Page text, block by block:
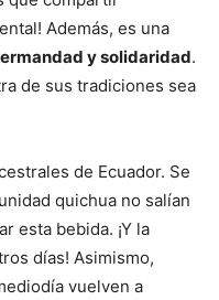
Además, es una
y solidaridad.
de sus tradiciones sea
de Ecuador. Se
quichua no salían
esta bebida. ¡Y la
días! Asimismo,
vuelven a